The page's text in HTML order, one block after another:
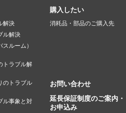
解決
ル解決
ルーム）
トラブル解
のトラブル
ル事象と対
購入したい
消耗品・部品のご購入先
お問い合わせ
延長保証制度のご案内・
お申込み